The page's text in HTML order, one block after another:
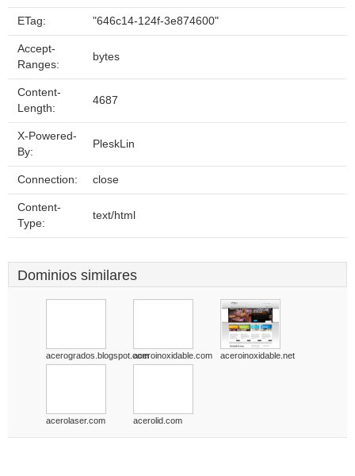
ETag: "646c14-124f-3e874600"
Accept-
Ranges:
bytes
Content-
Length:
4687
X-Powered-
By:
PleskLin
Connection: close
Content-
Type:
text/html
Dominios similares
acerogrados.blogspot.comaceroinoxidable.com aceroinoxidable.net
acerolaser.com acerolid.com